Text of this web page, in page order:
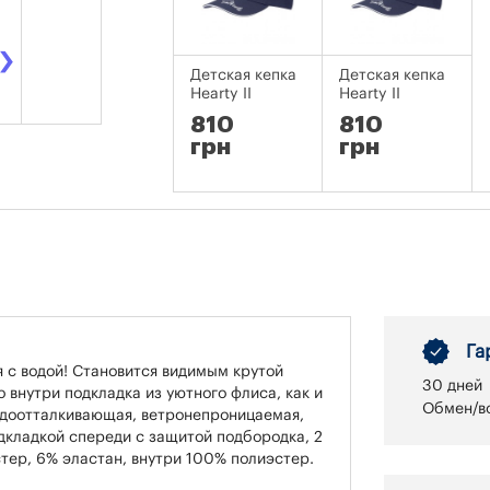
Детская кепка
Hearty II
810
грн
Детская кепка
Hearty II
810
грн
с водой! Становится видимым крутой
подкладка из уютного флиса, как и
ветронепроницаемая,
спереди с защитой подбородка, 2
6% эластан, внутри 100% полиэстер.
30 дней
Обмен/